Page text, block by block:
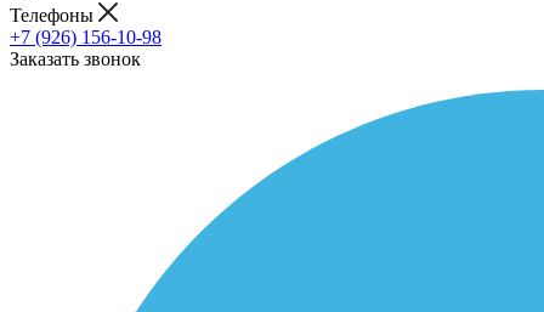
Телефоны
+7 (926) 156-10-98
Заказать звонок